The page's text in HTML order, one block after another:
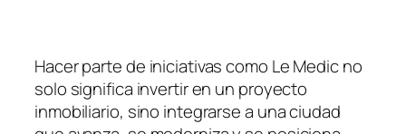
Hacer parte de iniciativas como Le Medic no
solo significa invertir en un proyecto
inmobiliario, sino integrarse a una ciudad